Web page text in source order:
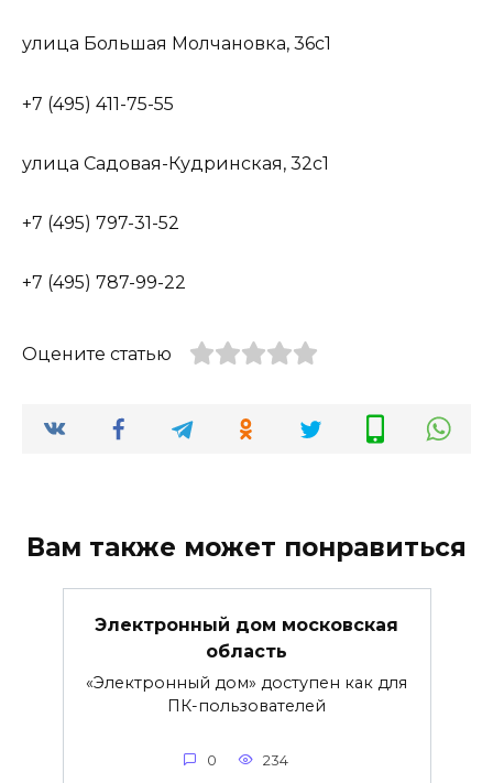
улица Большая Молчановка, 36с1
+7 (495) 411-75-55
улица Садовая-Кудринская, 32с1
+7 (495) 797-31-52
+7 (495) 787-99-22
Оцените статью
Вам также может понравиться
Электронный дом московская
область
«Электронный дом» доступен как для
ПК-пользователей
0 234